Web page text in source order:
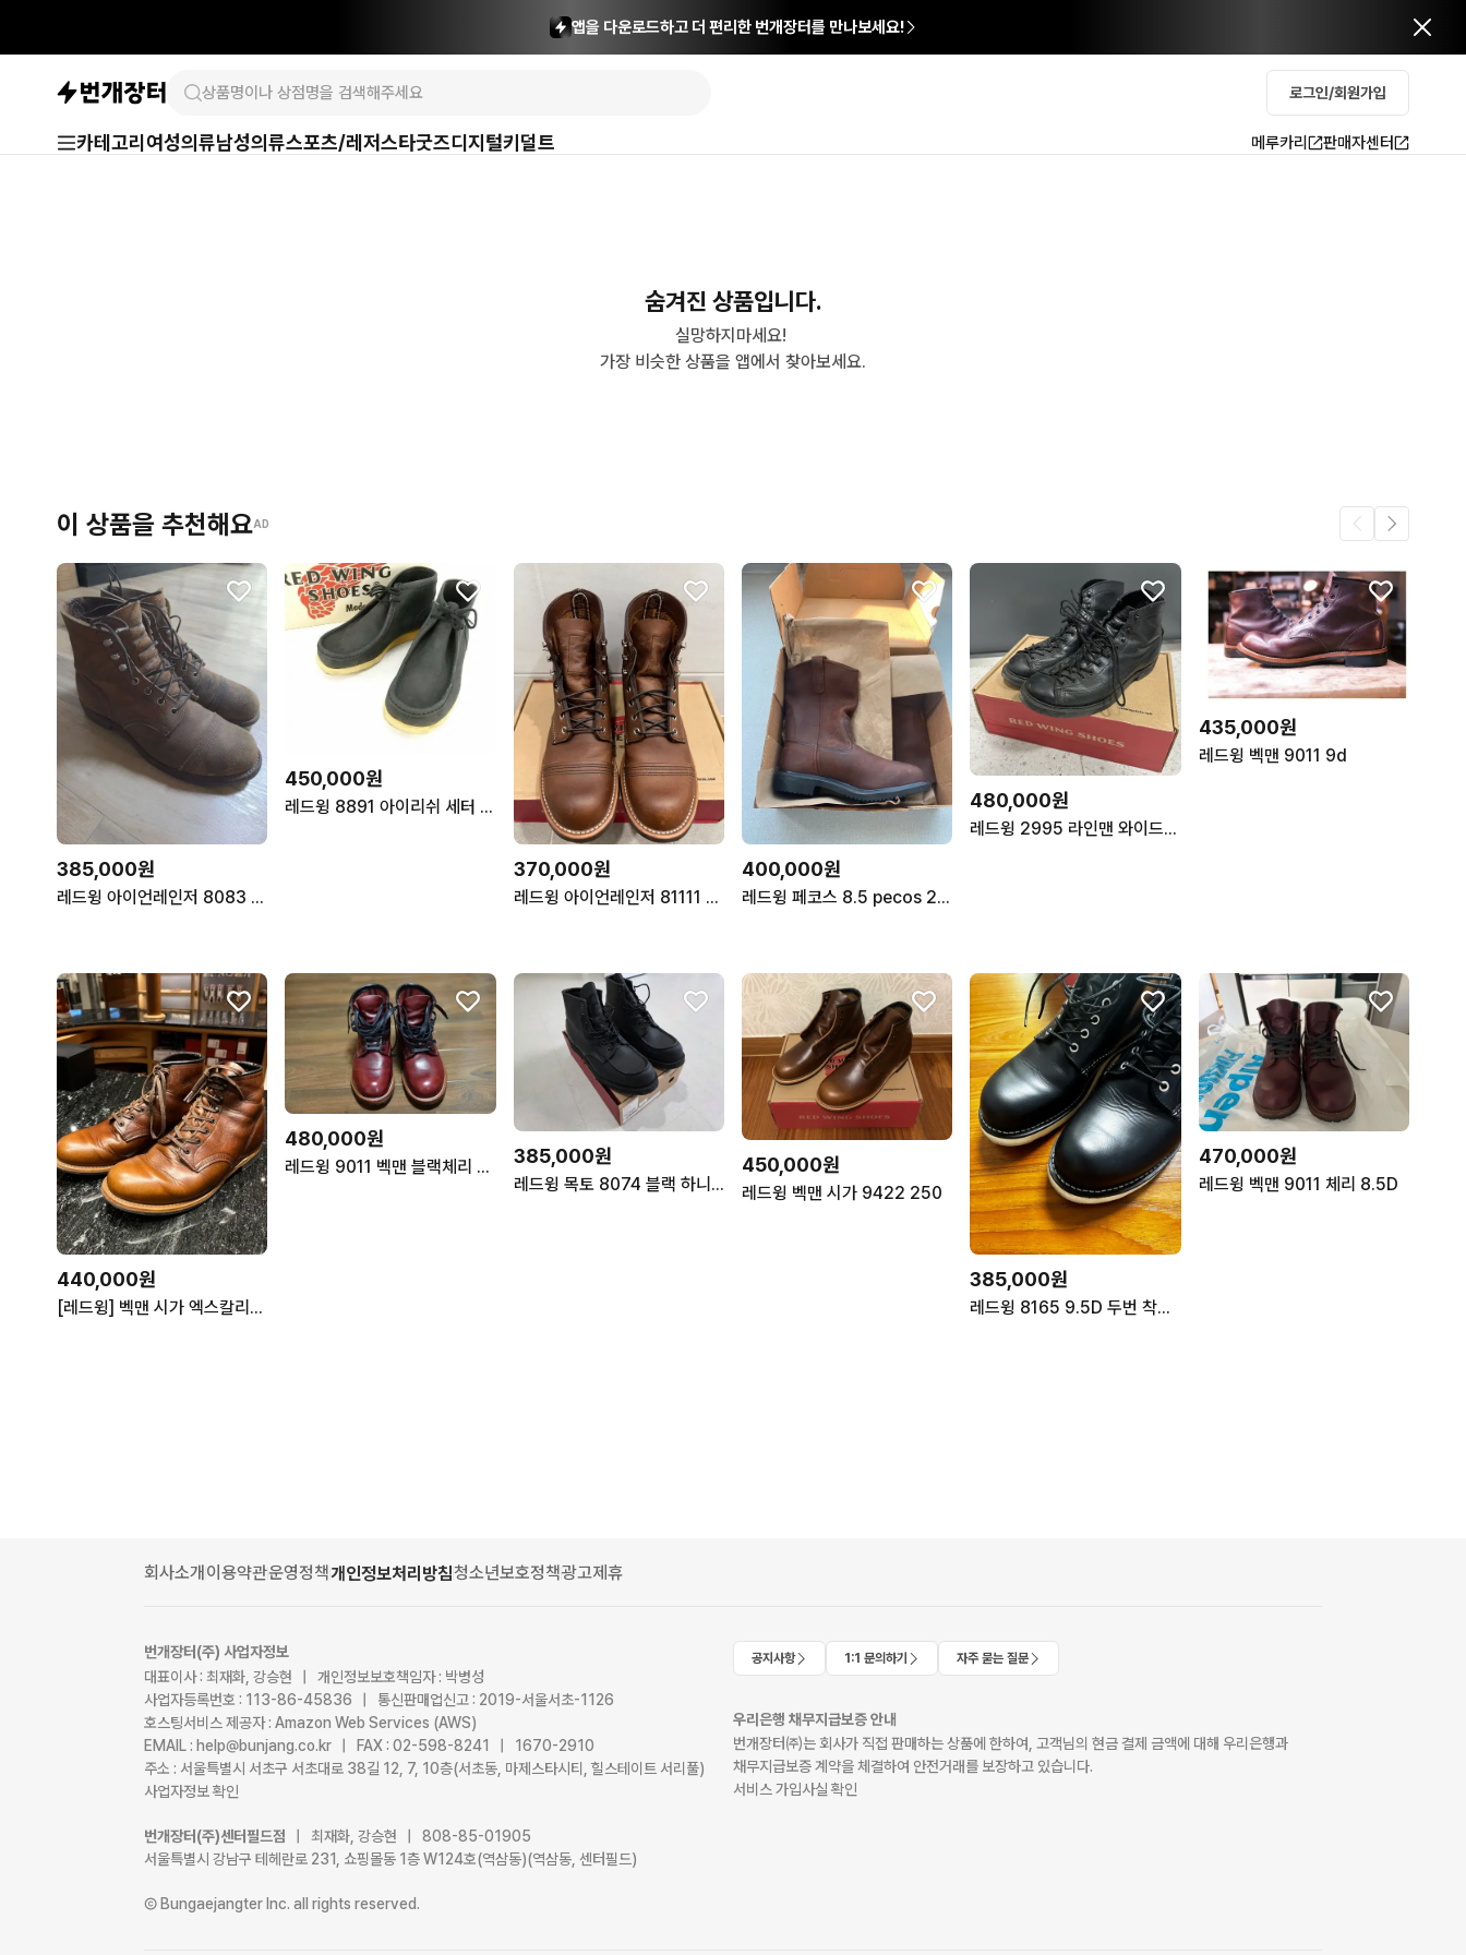
앱을 다운로드하고 더 편리한 번개장터를 만나보세요!
로그인/회원가입
카테고리 여성의류남성의류스포츠/레저스타굿즈디지털키덜트 메루카리 판매자센터
숨겨진 상품입니다.
실망하지마세요!
가장 비슷한 상품을 앱에서 찾아보세요.
이 상품을 추천해요AD
385,000원
레드윙 아이언레인저 8083 호손뮬스키너 9D 270
450,000원
레드윙 8891 아이리쉬 세터 왈라비 부츠 블랙 7E3
370,000원
레드윙 아이언레인저 81111 7d
400,000원
레드윙 페코스 8.5 pecos 2000년대 생산
480,000원
레드윙 2995 라인맨 와이드패널 260
435,000원
레드윙 벡맨 9011 9d
440,000원
[레드윙] 벡맨 시가 엑스칼리버 9422 (10.5D)
480,000원
레드윙 9011 벡맨 블랙체리 8D/260mm 385,000원
레드윙 목토 8074 블랙 하니스 11D
450,000원
레드윙 벡맨 시가 9422 250
385,000원
레드윙 8165 9.5D 두번 착용2
470,000원
레드윙 벡맨 9011 체리 8.5D
회사소개이용약관운영정책개인정보처리방침청소년보호정책광고제휴
번개장터(주) 사업자정보
대표이사 : 최재화, 강승현 | 개인정보보호책임자 : 박병성
사업자등록번호 : 113-86-45836 | 통신판매업신고 : 2019-서울서초-1126
호스팅서비스 제공자 : Amazon Web Services (AWS)
EMAIL : help@bunjang.co.kr | FAX : 02-598-8241 | 1670-2910
주소 : 서울특별시 서초구 서초대로 38길 12, 7, 10층(서초동, 마제스타시티, 힐스테이트 서리풀)
사업자정보 확인
번개장터(주)센터필드점
| 최재화, 강승현 | 808-85-01905
서울특별시 강남구 테헤란로 231, 쇼핑몰동 1층 W124호(역삼동)(역삼동, 센터필드)
Ⓒ Bungaejangter Inc. all rights reserved.
공지사항 1:1 문의하기 자주 묻는 질문
우리은행 채무지급보증 안내
번개장터㈜는 회사가 직접 판매하는 상품에 한하여, 고객님의 현금 결제 금액에 대해 우리은행과
채무지급보증 계약을 체결하여 안전거래를 보장하고 있습니다.
서비스 가입사실 확인